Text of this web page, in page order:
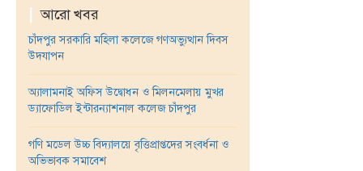
চাঁদপুর
জেলার
প্রবাস
তথ্য-
প্রযুক্তি
আরো খবর
চাঁদপুর সরকারি মহিলা কলেজে গণঅভ্যুত্থান দিবস
উদযাপন
অ্যালামনাই অফিস উদ্বোধন ও মিলনমেলায় মুখর
ড্যাফোডিল ইন্টারন্যাশনাল কলেজ চাঁদপুর
গণি মডেল উচ্চ বিদ্যালয়ে বৃত্তিপ্রাপ্তদের সংবর্ধনা ও
অভিভাবক সমাবেশ